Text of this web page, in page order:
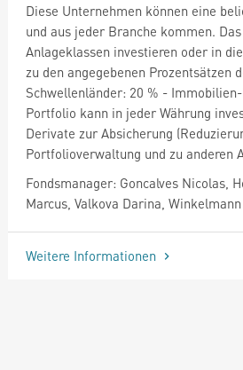
Diese Unternehmen können eine
und aus jeder Branche kommen.
Anlageklassen investieren oder in
zu den angegebenen Prozentsätzen
Schwellenländer: 20 % -
Portfolio kann in jeder Währung
Derivate zur Absicherung
Portfolioverwaltung und zu anderen
Fondsmanager: Goncalves Nicolas,
Marcus, Valkova Darina,
Weitere Informationen